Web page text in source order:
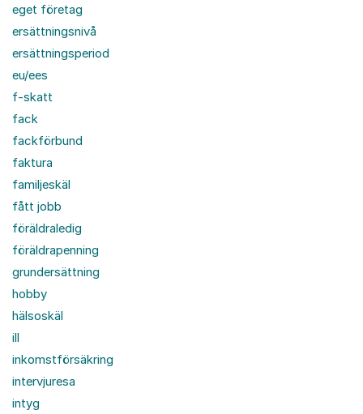
eget företag
ersättningsnivå
ersättningsperiod
eu/ees
f-skatt
fack
fackförbund
faktura
familjeskäl
fått jobb
föräldraledig
föräldrapenning
grundersättning
hobby
hälsoskäl
ill
inkomstförsäkring
intervjuresa
intyg